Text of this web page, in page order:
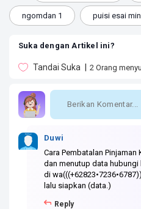
ngomdan 1 puisi esai
Suka dengan Artikel ini?
Tandai Suka 2 Orang
Duwi
Cara Pembatalan Pinjaman
dan menutup data hubungi
di
lalu siapkan (data.)
Reply